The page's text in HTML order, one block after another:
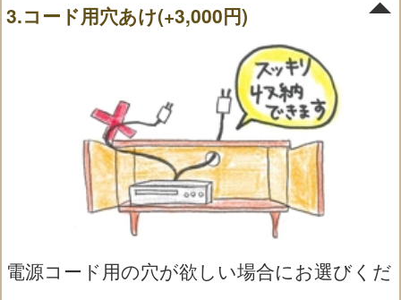
3.コード用穴あけ(+3,000円)
電源コード用の穴が欲しい場合にお選びくだ